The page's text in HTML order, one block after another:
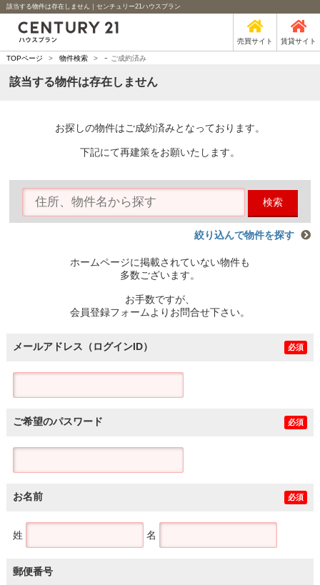
該当する物件は存在しません｜センチュリー21ハウスプラン
売買サイト 賃貸サイト
TOPページ > 物件検索 > - ご成約済み
該当する物件は存在しません
お探しの物件はご成約済みとなっております。
下記にて再建策をお願いたします。
検索
絞り込んで物件を探す
ホームページに掲載されていない物件も
多数ございます。
お手数ですが、
会員登録フォームよりお問合せ下さい。
メールアドレス（ログインID） 必須
ご希望のパスワード 必須
お名前 必須
姓 名
郵便番号